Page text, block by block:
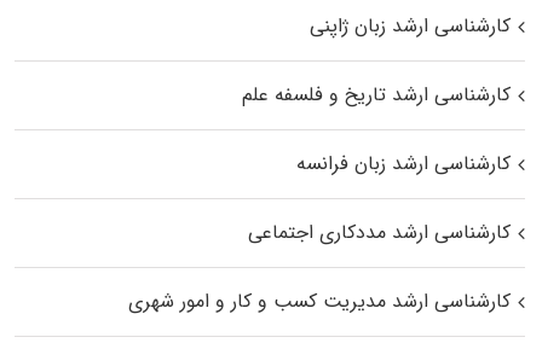
کارشناسی ارشد زبان ژاپنی
کارشناسی ارشد تاریخ و فلسفه علم
کارشناسی ارشد زبان فرانسه
کارشناسی ارشد مددکاری اجتماعی
کارشناسی ارشد مدیریت کسب و کار و امور شهری